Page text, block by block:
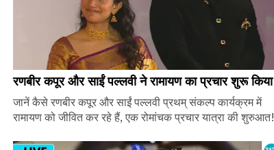
रणबीर कपूर और साईं पल्लवी ने रामायण का प्रचार शुरू किया
जानें कैसे रणबीर कपूर और साईं पल्लवी प्रथम् संकल्प कार्यक्रम में
रामायण को जीवित कर रहे हैं, एक रोमांचक प्रचार यात्रा की शुरुआत!